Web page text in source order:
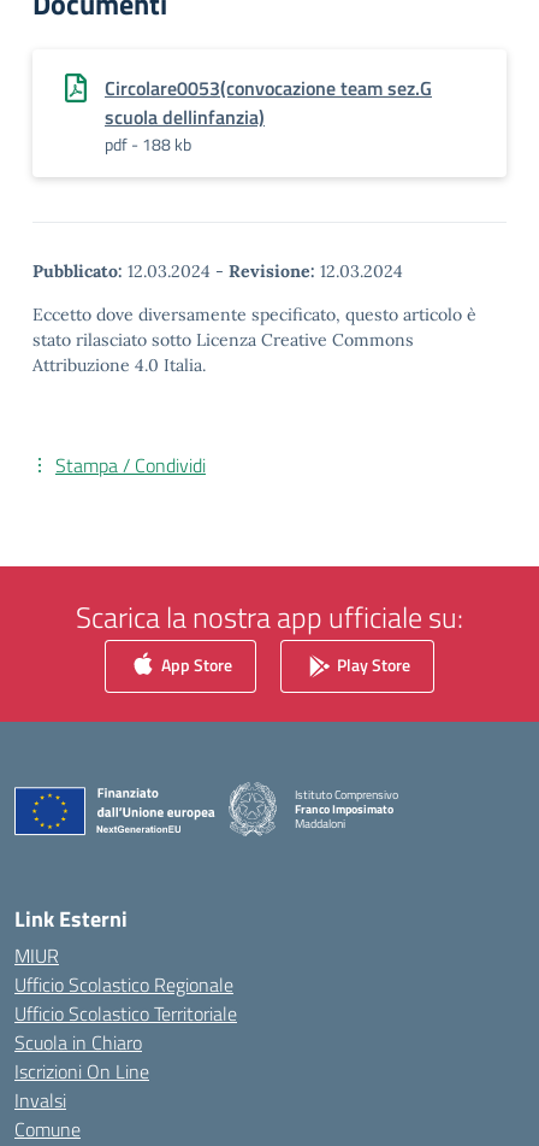
Circolare0053(convocazione team sez.G
scuola dellinfanzia)
pdf - 188 kb
Pubblicato: 12.03.2024 - Revisione: 12.03.2024
Eccetto dove diversamente specificato, questo articolo è
stato rilasciato sotto Licenza Creative Commons
Attribuzione 4.0 Italia.
Stampa / Condividi
Scarica la nostra app ufficiale su:
App Store Play Store
Istituto Comprensivo
Franco Imposimato
Maddaloni
Link Esterni
MIUR
Ufficio Scolastico Regionale
Ufficio Scolastico Territoriale
Scuola in Chiaro
Iscrizioni On Line
Invalsi
Comune